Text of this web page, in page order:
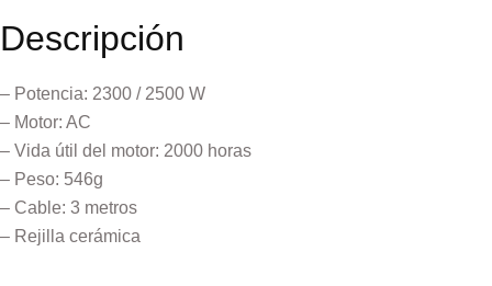
Descripción
– Potencia: 2300 / 2500 W
– Motor: AC
– Vida útil del motor: 2000 horas
– Peso: 546g
– Cable: 3 metros
– Rejilla cerámica